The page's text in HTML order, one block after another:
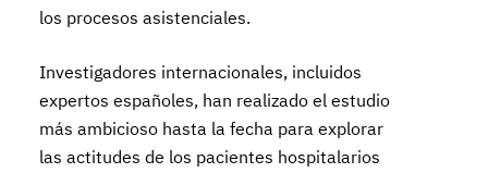
los procesos asistenciales.
Investigadores internacionales, incluidos
expertos españoles, han realizado el estudio
más ambicioso hasta la fecha para explorar
las actitudes de los pacientes hospitalarios